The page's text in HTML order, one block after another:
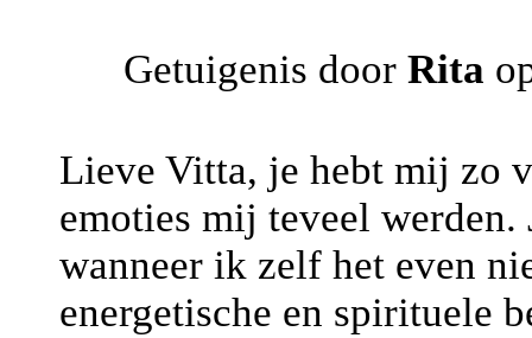
Getuigenis door Rita
Lieve Vitta, je hebt mij zo
emoties mij teveel
wanneer ik zelf het even
energetische en spirituele